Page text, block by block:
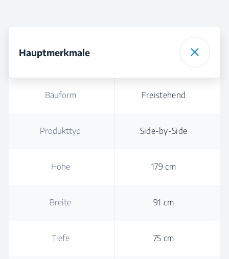
Hauptmerkmale
Bauform Freistehend
Produkttyp Side-by-Side
Höhe 179 cm
Breite 91 cm
Tiefe 75 cm